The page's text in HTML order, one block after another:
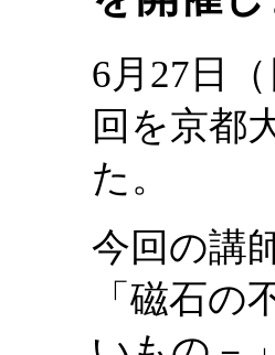
6月27日
回を京都
た。
今回の講
「磁石